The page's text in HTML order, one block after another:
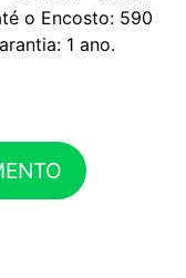
o Encosto: 590
1 ano.